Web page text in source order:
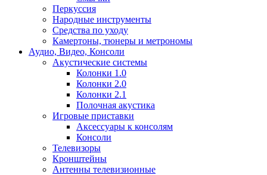
Перкуссия
Народные инструменты
Средства по уходу
Камертоны, тюнеры и метрономы
Аудио, Видео, Консоли
Акустические системы
Колонки 1.0
Колонки 2.0
Колонки 2.1
Полочная акустика
Игровые приставки
Аксессуары к консолям
Консоли
Телевизоры
Кронштейны
Антенны телевизионные